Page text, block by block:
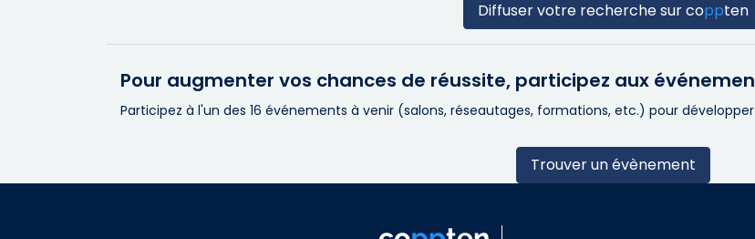
Diffuser votre recherche surcoppten
Pour augmenter vos chances de réussite, participez aux
Participez à l'un des 16 événements à venir (salons, réseautages, formations, etc.) pour
Trouver un évènement